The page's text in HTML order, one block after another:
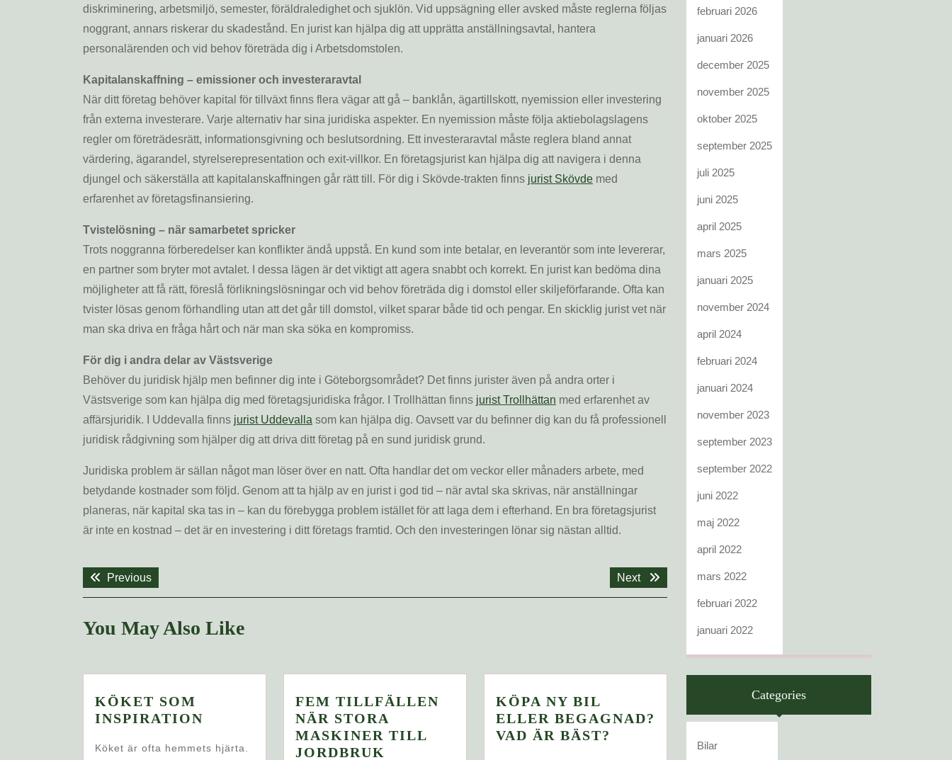
diskriminering, arbetsmiljö, semester, föräldraledighet och sjuklön. Vid uppsägning eller avsked måste reglerna följas
noggrant, annars riskerar du skadestånd. En jurist kan hjälpa dig att upprätta anställningsavtal, hantera
personalärenden och vid behov företräda dig i Arbetsdomstolen.
Kapitalanskaffning – emissioner och investeraravtal
När ditt företag behöver kapital för tillväxt finns flera vägar att gå – banklån, ägartillskott, nyemission eller investering
från externa investerare. Varje alternativ har sina juridiska aspekter. En nyemission måste följa aktiebolagslagens
regler om företrädesrätt, informationsgivning och beslutsordning. Ett investeraravtal måste reglera bland annat
värdering, ägarandel, styrelserepresentation och exit-villkor. En företagsjurist kan hjälpa dig att navigera i denna
djungel och säkerställa att kapitalanskaffningen går rätt till. För dig i Skövde-trakten finns jurist Skövde med
erfarenhet av företagsfinansiering.
Tvistelösning – när samarbetet spricker
Trots noggranna förberedelser kan konflikter ändå uppstå. En kund som inte betalar, en leverantör som inte levererar,
en partner som bryter mot avtalet. I dessa lägen är det viktigt att agera snabbt och korrekt. En jurist kan bedöma dina
möjligheter att få rätt, föreslå förlikningslösningar och vid behov företräda dig i domstol eller skiljeförfarande. Ofta kan
tvister lösas genom förhandling utan att det går till domstol, vilket sparar både tid och pengar. En skicklig jurist vet när
man ska driva en fråga hårt och när man ska söka en kompromiss.
För dig i andra delar av Västsverige
Behöver du juridisk hjälp men befinner dig inte i Göteborgsområdet? Det finns jurister även på andra orter i
Västsverige som kan hjälpa dig med företagsjuridiska frågor. I Trollhättan finns jurist Trollhättan med erfarenhet av
affärsjuridik. I Uddevalla finns jurist Uddevalla som kan hjälpa dig. Oavsett var du befinner dig kan du få professionell
juridisk rådgivning som hjälper dig att driva ditt företag på en sund juridisk grund.
Juridiska problem är sällan något man löser över en natt. Ofta handlar det om veckor eller månaders arbete, med
betydande kostnader som följd. Genom att ta hjälp av en jurist i god tid – när avtal ska skrivas, när anställningar
planeras, när kapital ska tas in – kan du förebygga problem istället för att laga dem i efterhand. En bra företagsjurist
är inte en kostnad – det är en investering i ditt företags framtid. Och den investeringen lönar sig nästan alltid.
Inläggsnavigering
PreviousPrevious
Next
Next
You May Also Like
KÖKET SOM
INSPIRATION
INSPIRATION
Köket är ofta hemmets hjärta.
FEM TILLFÄLLEN
NÄR STORA
MASKINER TILL
JORDBRUK
KÖPA NY BIL
ELLER BEGAGNAD?
VAD ÄR BÄST?
februari 2026
januari 2026
december 2025
november 2025
oktober 2025
september 2025
juli 2025
juni 2025
april 2025
mars 2025
januari 2025
november 2024
april 2024
februari 2024
januari 2024
november 2023
september 2023
september 2022
juni 2022
maj 2022
april 2022
mars 2022
februari 2022
januari 2022
Categories
Bilar